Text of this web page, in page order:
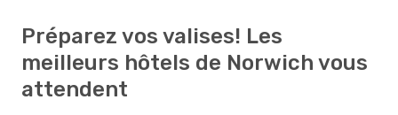
Préparez vos valises! Les
meilleurs hôtels de Norwich vous
attendent